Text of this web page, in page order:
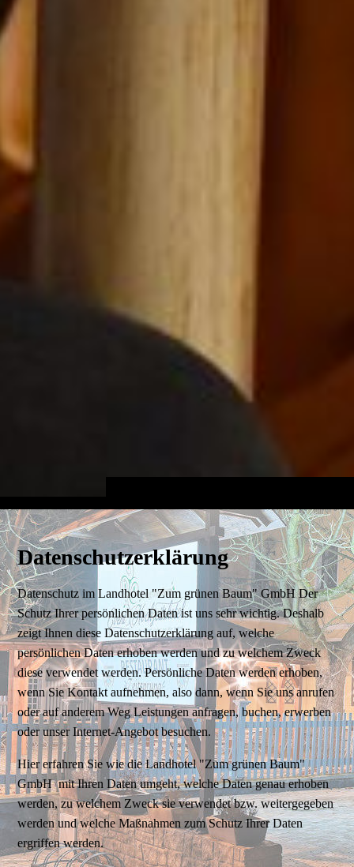
Datenschutzerklärung
Datenschutz im Landhotel "Zum grünen Baum" GmbH Der
Schutz Ihrer persönlichen Daten ist uns sehr wichtig. Deshalb
zeigt Ihnen diese Datenschutzerklärung auf, welche
persönlichen Daten erhoben werden und zu welchem Zweck
diese verwendet werden. Persönliche Daten werden erhoben,
wenn Sie Kontakt aufnehmen, also dann, wenn Sie uns anrufen
oder auf anderem Weg Leistungen anfragen, buchen, erwerben
oder unser Internet-Angebot besuchen.
Hier erfahren Sie wie die Landhotel "Zum grünen Baum"
GmbH mit Ihren Daten umgeht, welche Daten genau erhoben
werden, zu welchem Zweck sie verwendet bzw. weitergegeben
werden und welche Maßnahmen zum Schutz Ihrer Daten
ergriffen werden.